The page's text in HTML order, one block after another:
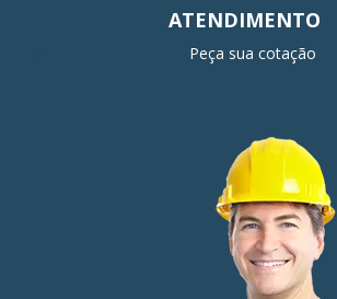
ATENDIMENTO
Peça sua cotação